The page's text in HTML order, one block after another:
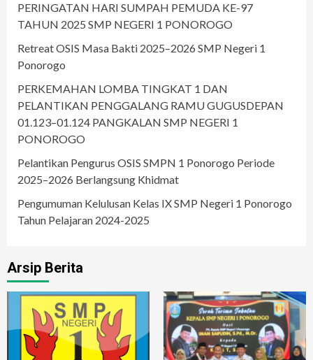
PERINGATAN HARI SUMPAH PEMUDA KE-97
TAHUN 2025 SMP NEGERI 1 PONOROGO
Retreat OSIS Masa Bakti 2025–2026 SMP Negeri 1
Ponorogo
PERKEMAHAN LOMBA TINGKAT 1 DAN
PELANTIKAN PENGGALANG RAMU GUGUSDEPAN
01.123–01.124 PANGKALAN SMP NEGERI 1
PONOROGO
Pelantikan Pengurus OSIS SMPN 1 Ponorogo Periode
2025–2026 Berlangsung Khidmat
Pengumuman Kelulusan Kelas IX SMP Negeri 1 Ponorogo
Tahun Pelajaran 2024-2025
Arsip Berita